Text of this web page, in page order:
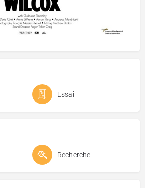
Essai
Recherche